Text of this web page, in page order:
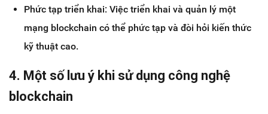
Phức tạp triển khai: Việc triển khai và quản lý một
mạng blockchain có thể phức tạp và đòi hỏi kiến thức
kỹ thuật cao.
4. Một số lưu ý khi sử dụng công nghệ
blockchain